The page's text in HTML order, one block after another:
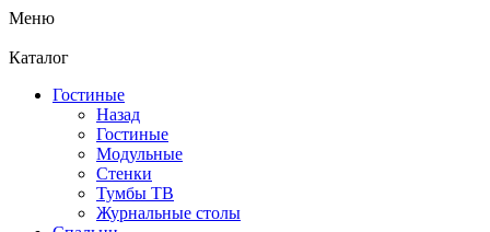
Меню
Каталог
Гостиные
Назад
Гостиные
Модульные
Стенки
Тумбы ТВ
Журнальные столы